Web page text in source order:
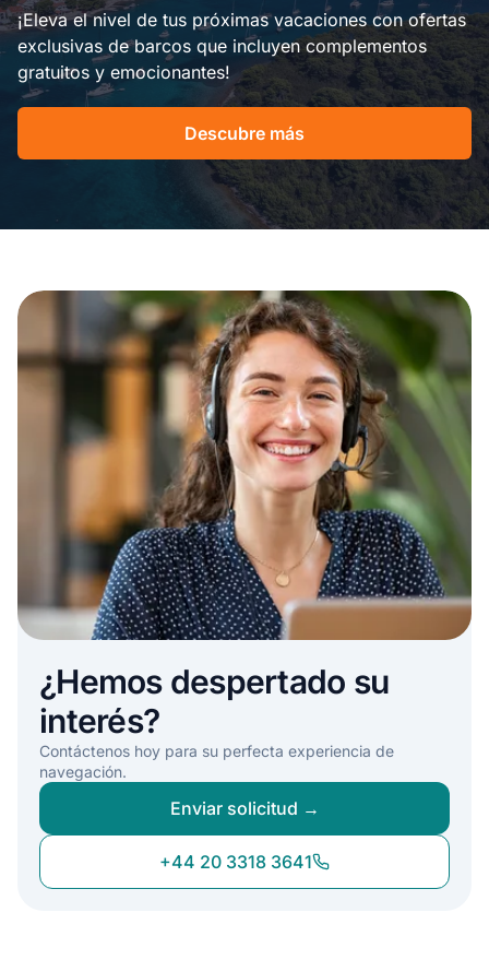
¡Eleva el nivel de tus próximas vacaciones con ofertas
exclusivas de barcos que incluyen complementos
gratuitos y emocionantes!
Descubre más
¿Hemos despertado su
interés?
Contáctenos hoy para su perfecta experiencia de
navegación.
Enviar solicitud →
+44 20 3318 3641